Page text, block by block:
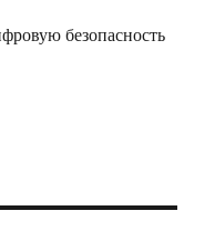
безопасность